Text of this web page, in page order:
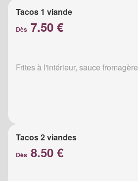
Tacos 1 viande
Dès 7.50 €
Frites à l'intérieur, sauce fromagère
Tacos 2 viandes
Dès 8.50 €